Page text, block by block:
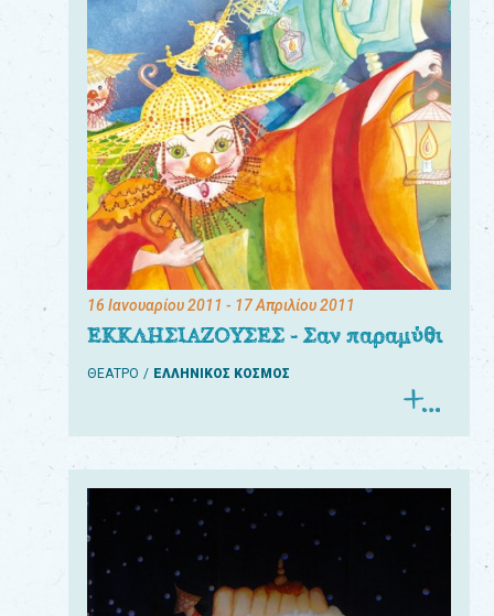
16 Ιανουαρίου 2011 - 17 Απριλίου 2011
ΕΚΚΛΗΣΙΑΖΟΥΣΕΣ - Σαν παραμύθι
ΘΕΑΤΡΟ ΕΛΛΗΝΙΚΟΣ ΚΟΣΜΟΣ